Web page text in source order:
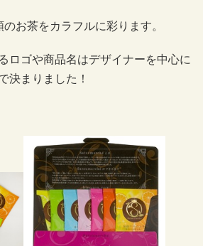
お茶をカラフルに彩ります。
ロゴや商品名はデザイナーを中心に
決まりました！